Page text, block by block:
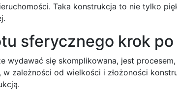
Taka konstrukcja to nie tylko
sferycznego krok po
wydawać się skomplikowana, jest
zależności od wielkości i złożoności